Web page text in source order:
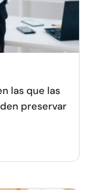
las que las
preservar